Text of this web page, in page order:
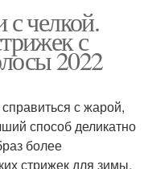
челкой.
с
2022
с жарой,
способ деликатно
более
стрижек для зимы,